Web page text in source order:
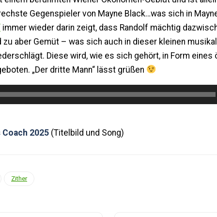
Gegenspieler von Mayne Black…was sich in
immer wieder darin zeigt, dass Randolf mächtig
zu aber Gemüt – was sich auch in dieser kleinen
Diese wird, wie es sich gehört, in Form eines
„Der dritte Mann“ lässt grüßen
2025 (Titelbild und Song)
Zither